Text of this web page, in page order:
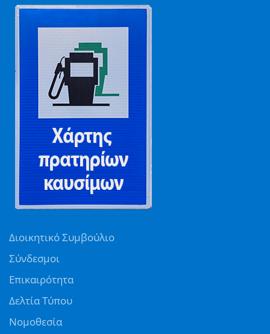
Διοικητικό Συμβούλιο
Σύνδεσμοι
Επικαιρότητα
Δελτία Τύπου
Νομοθεσία